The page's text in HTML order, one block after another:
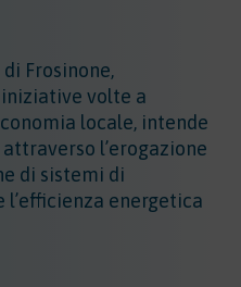
Frosinone,
volte a
locale, intende
l’erogazione
di sistemi di
energetica